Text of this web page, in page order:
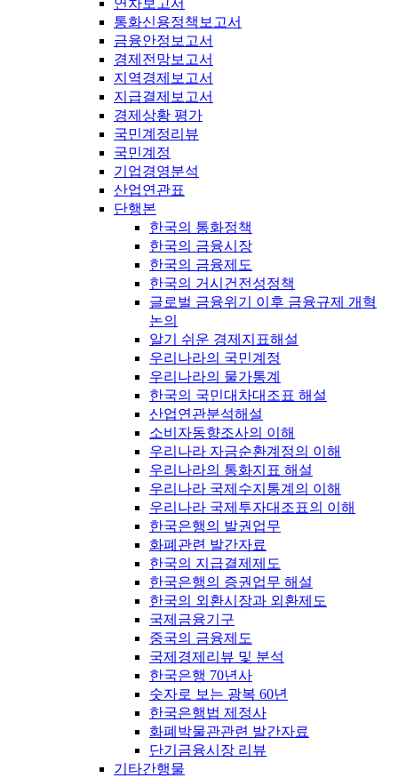
연차보고서
통화신용정책보고서
금융안정보고서
경제전망보고서
지역경제보고서
지급결제보고서
경제상황 평가
국민계정리뷰
국민계정
기업경영분석
산업연관표
단행본
한국의 통화정책
한국의 금융시장
한국의 금융제도
한국의 거시건전성정책
글로벌 금융위기 이후 금융규제 개혁
논의
알기 쉬운 경제지표해설
우리나라의 국민계정
우리나라의 물가통계
한국의 국민대차대조표 해설
산업연관분석해설
소비자동향조사의 이해
우리나라 자금순환계정의 이해
우리나라의 통화지표 해설
우리나라 국제수지통계의 이해
우리나라 국제투자대조표의 이해
한국은행의 발권업무
화폐관련 발간자료
한국의 지급결제제도
한국은행의 증권업무 해설
한국의 외환시장과 외환제도
국제금융기구
중국의 금융제도
국제경제리뷰 및 분석
한국은행 70년사
숫자로 보는 광복 60년
한국은행법 제정사
화폐박물관관련 발간자료
단기금융시장 리뷰
기타간행물